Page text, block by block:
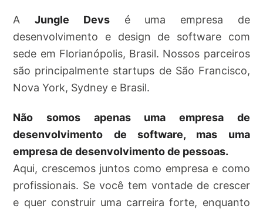
AJungle Devsé uma empresa de
desenvolvimento e design de software com
sede em Florianópolis, Brasil. Nossos parceiros
são principalmente startups de São Francisco,
Nova York, Sydney e Brasil.
Não somos apenas uma empresa de
desenvolvimento de software, mas uma
empresa de desenvolvimento de pessoas.
Aqui, crescemos juntos como empresa e como
profissionais. Se você tem vontade de crescer
e quer construir uma carreira forte, enquanto